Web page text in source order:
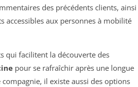
des précédents clients, ainsi
accessibles aux personnes à mobilité
qui facilitent la découverte des
pour se rafraîchir après une longue
il existe aussi des options